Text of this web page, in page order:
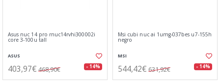
Asus nuc 14 pro rnuc14rvhi300002i
core 3-100u tall
ASUS
403,97€ 468,90€ - 14%
Msi cubi nuc ai 1umg-037bes u7-155h
negro
MSI
544,42€ 631,92€ - 14%